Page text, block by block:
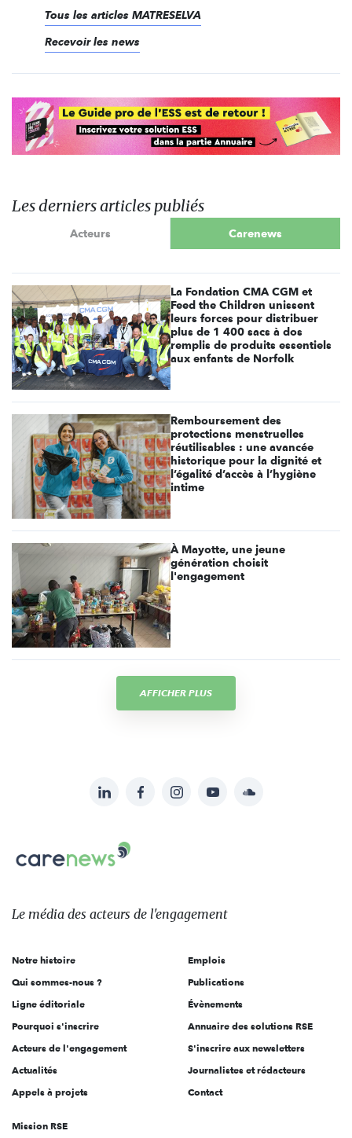
Tous les articles MATRESELVA
Recevoir les news
Les derniers articles publiés
Acteurs Carenews
La Fondation CMA CGM et
Feed the Children unissent
leurs forces pour distribuer
plus de 1 400 sacs à dos
remplis de produits essentiels
aux enfants de Norfolk
Remboursement des
protections menstruelles
réutilisables : une avancée
historique pour la dignité et
l’égalité d’accès à l’hygiène
intime
À Mayotte, une jeune
génération choisit
l'engagement
AFFICHER PLUS
sur:
LinkedInFacebookInstagramYouTubeSoundcloud
Carenews,
Le
des
l'engagement
Le média des acteurs de l'engagement
Notre histoire
Qui sommes-nous ?
Ligne éditoriale
Pourquoi s'inscrire
Acteurs de l'engagement
Actualités
Appels à projets
Emplois
Publications
Évènements
Annuaire des solutions RSE
S'inscrire aux newsletters
Journalistes et rédacteurs
Contact
Mission RSE